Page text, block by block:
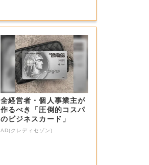
全経営者・個人事業主が
作るべき「圧倒的コスパ
のビジネスカード」
AD(クレディセゾン)